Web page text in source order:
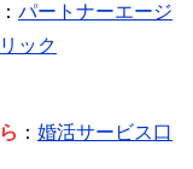
： パートナーエージ
ック
： 婚活サービス口